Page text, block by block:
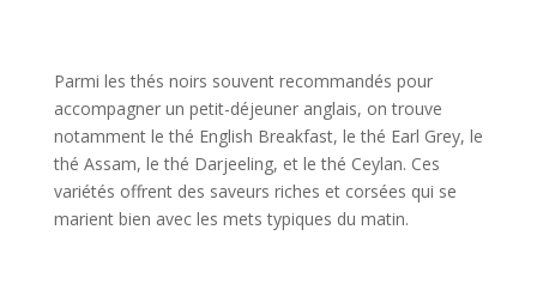
Parmi les thés noirs souvent recommandés pour
accompagner un petit-déjeuner anglais, on trouve
notamment le thé English Breakfast, le thé Earl Grey, le
thé Assam, le thé Darjeeling, et le thé Ceylan. Ces
variétés offrent des saveurs riches et corsées qui se
marient bien avec les mets typiques du matin.